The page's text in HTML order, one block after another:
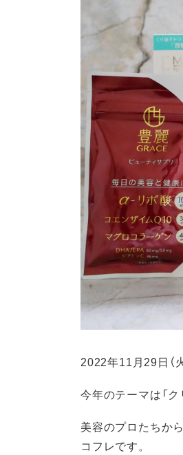
2022年11月29日（火
今年のテーマは「
美容のプロたちか
コフレです。